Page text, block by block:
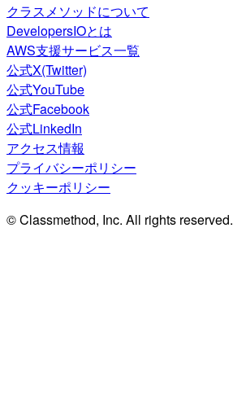
クラスメソッドについて
DevelopersIOとは
AWS支援サービス一覧
公式X(Twitter)
公式YouTube
公式Facebook
公式LinkedIn
アクセス情報
プライバシーポリシー
クッキーポリシー
© Classmethod, Inc. All rights reserved.